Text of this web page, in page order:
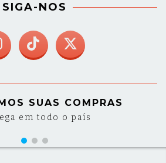
SIGA-NOS
SUAS COMPRAS
em todo o país